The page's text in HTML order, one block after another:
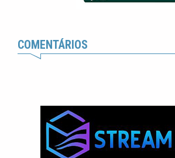
COMENTÁRIOS